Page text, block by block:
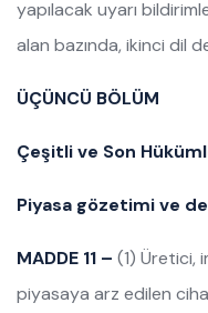
yapılacak uyarı
alan bazında, ikinci dil
ÜÇÜNCÜ BÖLÜM
Çeşitli ve Son
Piyasa gözetimi ve
MADDE 11 – (1) Üretici,
piyasaya arz edilen